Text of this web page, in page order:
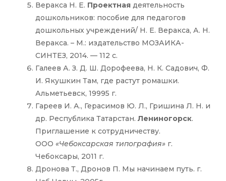
Веракса Н. Е. Проектная деятельность
дошкольников: пособие для педагогов
дошкольных учреждений/ Н. Е. Веракса, А. Н.
Веракса. – М.: издательство МОЗАИКА-
СИНТЕЗ, 2014. — 112 с.
Галеев А. З. Д. Ш. Дорофеева, Н. К. Садович, Ф.
И. Якушкин Там, где растут ромашки.
Альметьевск, 19995 г.
Гареев И. А., Герасимов Ю. Л., Гришина Л. Н. и
др. Республика Татарстан. Лениногорск.
Приглашение к сотрудничеству.
ООО «Чебоксарская типография» г.
Чебоксары, 2011 г.
Дронова Т., Дронов П. Мы начинаем путь. г.